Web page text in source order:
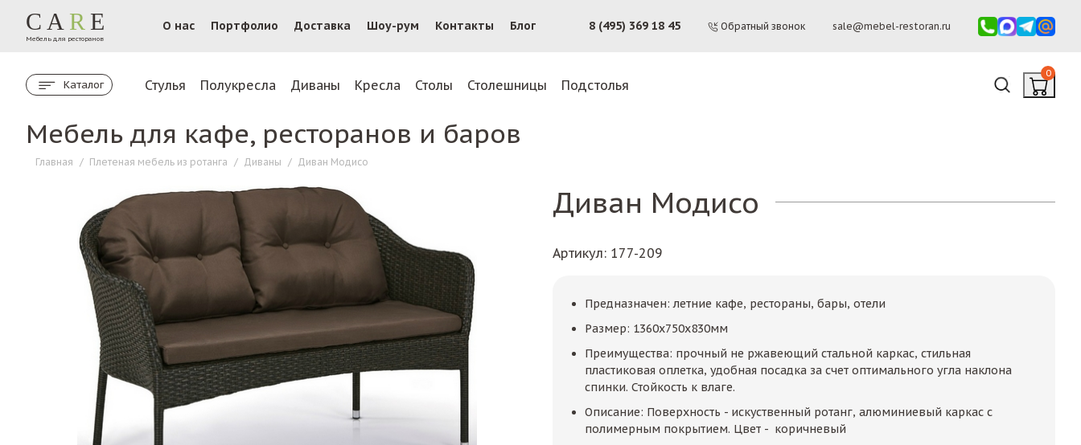
CA R E
Мебель для ресторанов
О нас Портфолио Доставка Шоу-рум Контакты Блог 8 (495) 369 18 45 Обратный звонок sale@mebel-restoran.ru
Каталог Стулья Полукресла Диваны Кресла Столы Столешницы Подстолья
0
Мебель для кафе, ресторанов и баров
Главная / Плетеная мебель из ротанга / Диваны / Диван Модисо
Диван Модисо
Артикул: 177-209
Предназначен: летние кафе, рестораны, бары, отели
Размер: 1360х750х830мм
Преимущества: прочный не ржавеющий стальной каркас, стильная
пластиковая оплетка, удобная посадка за счет оптимального угла наклона
спинки. Стойкость к влаге.
Описание: Поверхность - искуственный ротанг, алюминиевый каркас с
полимерным покрытием. Цвет - коричневый